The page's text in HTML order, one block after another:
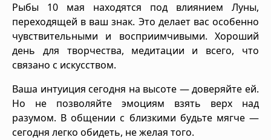
Рыбы 10 мая находятся под влиянием Луны,
переходящей в ваш знак. Это делает вас особенно
чувствительными и восприимчивыми. Хороший
день для творчества, медитации и всего, что
связано с искусством.
Ваша интуиция сегодня на высоте — доверяйте ей.
Но не позволяйте эмоциям взять верх над
разумом. В общении с близкими будьте мягче —
сегодня легко обидеть, не желая того.